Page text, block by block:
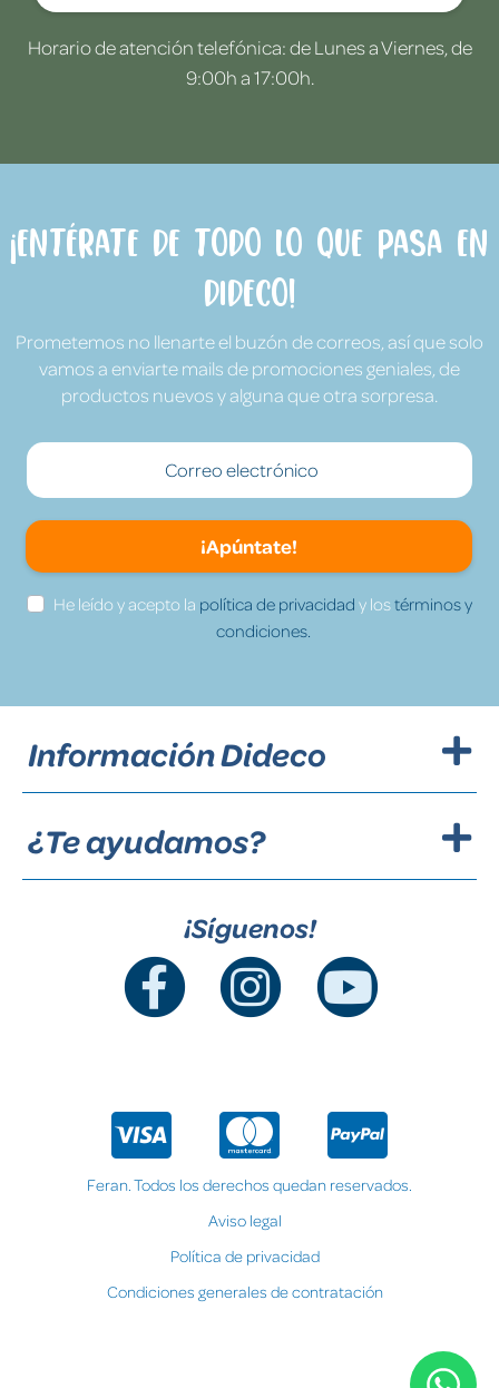
Horario de atención telefónica: de Lunes a Viernes, de
9:00h a 17:00h.
¡Entérate de todo lo que pasa en
Dideco!
Prometemos no llenarte el buzón de correos, así que solo
vamos a enviarte mails de promociones geniales, de
productos nuevos y alguna que otra sorpresa.
¡Apúntate!
He leído y acepto la política de privacidad y lostérminos y
condiciones.
Información Dideco
¿Te ayudamos?
¡Síguenos!
Feran. Todos los derechos quedan reservados.
Aviso legal
Política de privacidad
Condiciones generales de contratación